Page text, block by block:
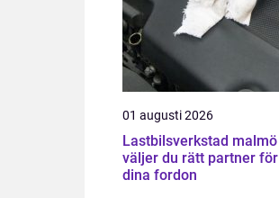
01 augusti 2026
Lastbilsverkstad malmö så
väljer du rätt partner för
dina fordon